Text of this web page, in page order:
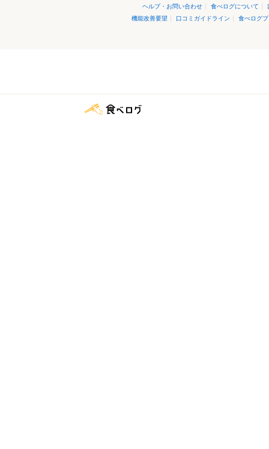
ヘルプ・お問い合わせ | 食べログについて |
機能改善要望 | 口コミガイドライン | 食べログ